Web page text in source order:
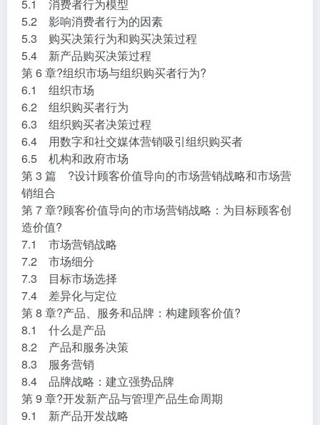
5.1 消费者行为模型
5.2 影响消费者行为的因素
5.3 购买决策行为和购买决策过程
5.4 新产品购买决策过程
第 6 章?组织市场与组织购买者行为?
6.1 组织市场
6.2 组织购买者行为
6.3 组织购买者决策过程
6.4 用数字和社交媒体营销吸引组织购买者
6.5 机构和政府市场
第 3 篇 ?设计顾客价值导向的市场营销战略和市场营
销组合
第 7 章?顾客价值导向的市场营销战略：为目标顾客创
造价值?
7.1 市场营销战略
7.2 市场细分
7.3 目标市场选择
7.4 差异化与定位
第 8 章?产品、服务和品牌：构建顾客价值?
8.1 什么是产品
8.2 产品和服务决策
8.3 服务营销
8.4 品牌战略：建立强势品牌
第 9 章?开发新产品与管理产品生命周期
9.1 新产品开发战略